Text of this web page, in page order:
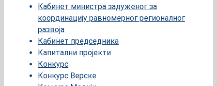
Кабинет министра задуженог за
координацију равномерног регионалног
развоја
Кабинет председника
Капитални пројекти
Конкурс
Конкурс Верске